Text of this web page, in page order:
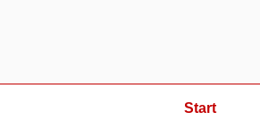
Start